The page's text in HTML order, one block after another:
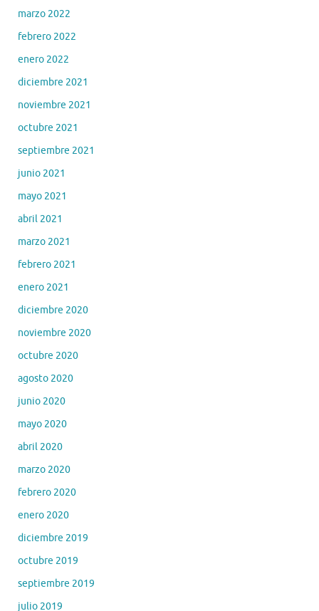
marzo 2022
febrero 2022
enero 2022
diciembre 2021
noviembre 2021
octubre 2021
septiembre 2021
junio 2021
mayo 2021
abril 2021
marzo 2021
febrero 2021
enero 2021
diciembre 2020
noviembre 2020
octubre 2020
agosto 2020
junio 2020
mayo 2020
abril 2020
marzo 2020
febrero 2020
enero 2020
diciembre 2019
octubre 2019
septiembre 2019
julio 2019